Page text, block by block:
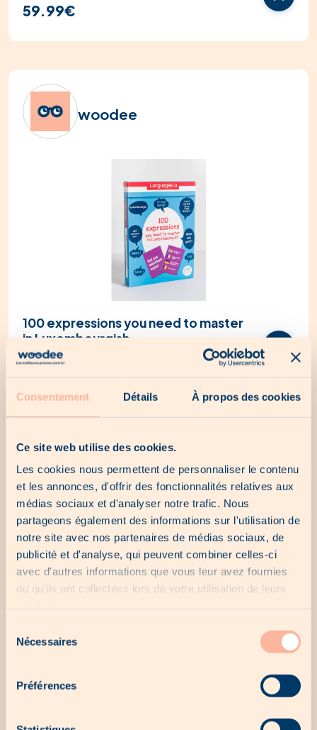
Consentement Détails À propos des cookies
Ce site web utilise des cookies.
Les cookies nous permettent de personnaliser le contenu
et les annonces, d'offrir des fonctionnalités relatives aux
médias sociaux et d'analyser notre trafic. Nous
partageons également des informations sur l'utilisation de
notre site avec nos partenaires de médias sociaux, de
publicité et d'analyse, qui peuvent combiner celles-ci
avec d'autres informations que vous leur avez fournies
ou qu'ils ont collectées lors de votre utilisation de leurs
Nécessaires
Préférences
59.99€
woodee
100 expressions you need to master
in Luxembourgish
15.00€
woodee
bière blonde, Béierhaascht